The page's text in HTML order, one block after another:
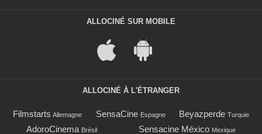
ALLOCINÉ SUR MOBILE
ALLOCINÉ À L'ÉTRANGER
Filmstarts Allemagne SensaCine Espagne Beyazperde Turquie
AdoroCinema Brésil Sensacine México Mexique